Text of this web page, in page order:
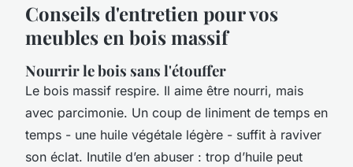
Conseils d'entretien pour vos
meubles en bois massif
Nourrir le bois sans l'étouffer
Le bois massif respire. Il aime être nourri, mais
avec parcimonie. Un coup de liniment de temps en
temps - une huile végétale légère - suffit à raviver
son éclat. Inutile d’en abuser : trop d’huile peut